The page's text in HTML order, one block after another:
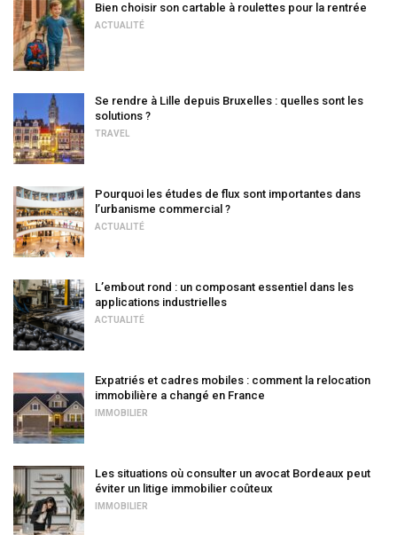
Bien choisir son cartable à roulettes pour la rentrée
ACTUALITÉ
Se rendre à Lille depuis Bruxelles : quelles sont les
solutions ?
TRAVEL
Pourquoi les études de flux sont importantes dans
l’urbanisme commercial ?
ACTUALITÉ
L’embout rond : un composant essentiel dans les
applications industrielles
ACTUALITÉ
Expatriés et cadres mobiles : comment la relocation
immobilière a changé en France
IMMOBILIER
Les situations où consulter un avocat Bordeaux peut
éviter un litige immobilier coûteux
IMMOBILIER